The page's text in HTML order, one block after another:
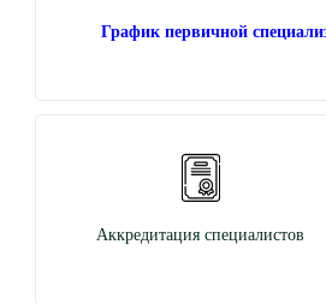
График первичной
Аккредитация специалистов